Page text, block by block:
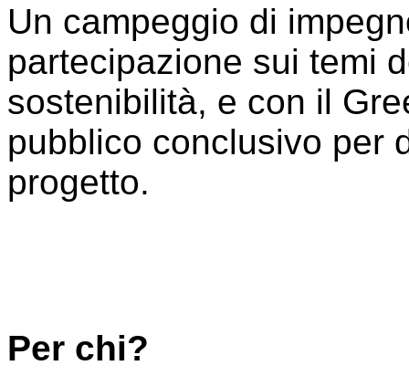
Un campeggio di
partecipazione sui temi
sostenibilità, e con il
pubblico conclusivo per
progetto.
Per chi?